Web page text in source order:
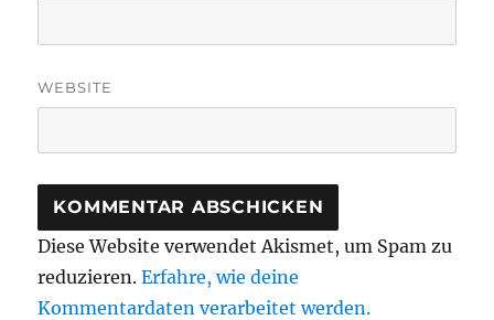
WEBSITE
Diese Website verwendet Akismet, um Spam zu
reduzieren.Erfahre, wie deine
Kommentardaten verarbeitet werden.